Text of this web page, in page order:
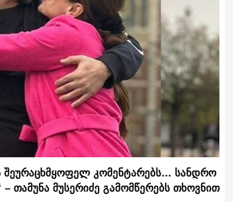
შეურაცხმყოფელ კომენტარებს… სანდრო
– თამუნა მუსერიძე გამომწერებს თხოვნით